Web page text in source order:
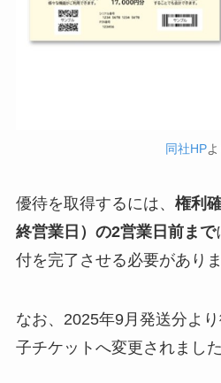
同社HPよ
優待を取得するには、 権利
終営業日）の2営業日前まで
付を完了させる必要がありま
なお、2025年9月発送分よ
子チケットへ変更されました